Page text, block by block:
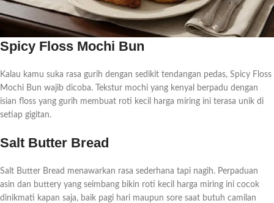
Spicy Floss Mochi Bun
Kalau kamu suka rasa gurih dengan sedikit tendangan pedas, Spicy Floss
Mochi Bun wajib dicoba. Tekstur mochi yang kenyal berpadu dengan
isian floss yang gurih membuat roti kecil harga miring ini terasa unik di
setiap gigitan.
Salt Butter Bread
Salt Butter Bread menawarkan rasa sederhana tapi nagih. Perpaduan
asin dan buttery yang seimbang bikin roti kecil harga miring ini cocok
dinikmati kapan saja, baik pagi hari maupun sore saat butuh camilan